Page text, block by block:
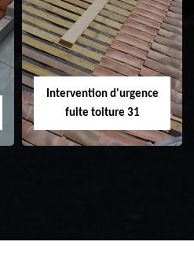
Réparation de
toiture 31
Intervention d'urgence
fuite toiture 31